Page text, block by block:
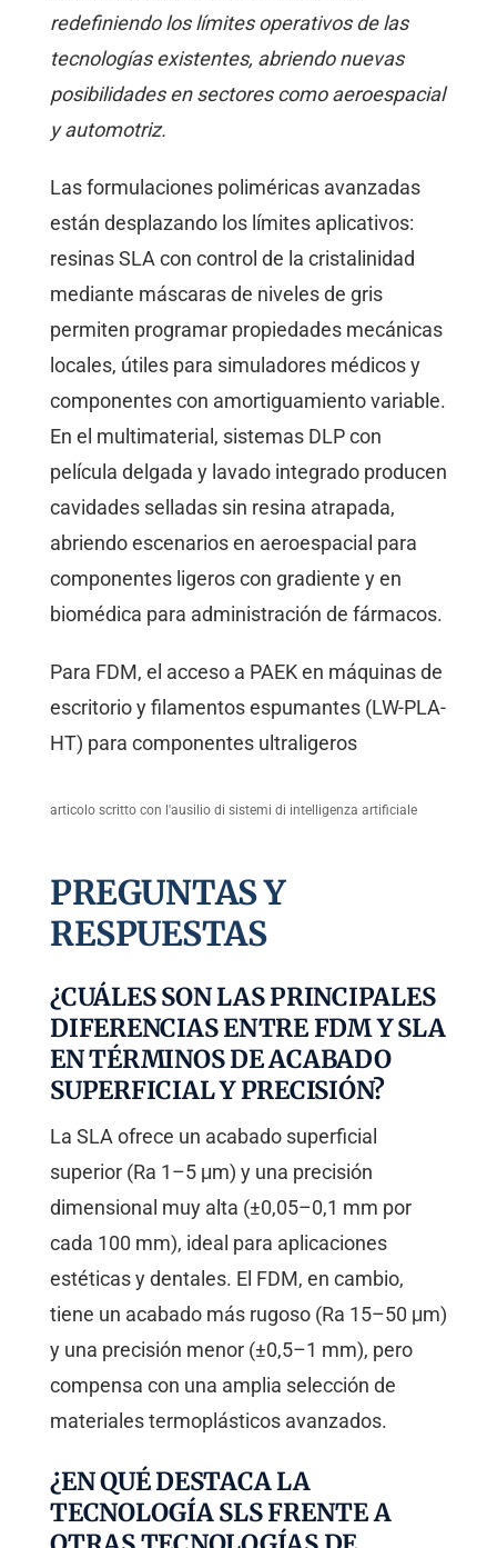
redefiniendo los límites operativos de las
tecnologías existentes, abriendo nuevas
posibilidades en sectores como aeroespacial
y automotriz.
Las formulaciones poliméricas avanzadas
están desplazando los límites aplicativos:
resinas SLA con control de la cristalinidad
mediante máscaras de niveles de gris
permiten programar propiedades mecánicas
locales, útiles para simuladores médicos y
componentes con amortiguamiento variable.
En el multimaterial, sistemas DLP con
película delgada y lavado integrado producen
cavidades selladas sin resina atrapada,
abriendo escenarios en aeroespacial para
componentes ligeros con gradiente y en
biomédica para administración de fármacos.
Para FDM, el acceso a PAEK en máquinas de
escritorio y filamentos espumantes (LW-PLA-
HT) para componentes ultraligeros
articolo scritto con l'ausilio di sistemi di intelligenza artificiale
PREGUNTAS Y
RESPUESTAS
¿CUÁLES SON LAS PRINCIPALES
DIFERENCIAS ENTRE FDM Y SLA
EN TÉRMINOS DE ACABADO
SUPERFICIAL Y PRECISIÓN?
La SLA ofrece un acabado superficial
superior (Ra 1–5 μm) y una precisión
dimensional muy alta (±0,05–0,1 mm por
cada 100 mm), ideal para aplicaciones
estéticas y dentales. El FDM, en cambio,
tiene un acabado más rugoso (Ra 15–50 μm)
y una precisión menor (±0,5–1 mm), pero
compensa con una amplia selección de
materiales termoplásticos avanzados.
¿EN QUÉ DESTACA LA
TECNOLOGÍA SLS FRENTE A